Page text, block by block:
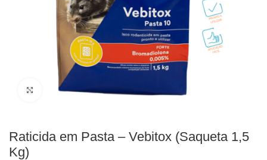
Clique para ampliar
Raticida em Pasta – Vebitox (Saqueta 1,5
Kg)